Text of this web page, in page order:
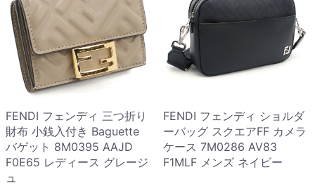
FENDI フェンディ 三つ折り
財布 小銭入付き Baguette
バゲット 8M0395 AAJD
F0E65 レディース グレージ
ュ
FENDI フェンディ ショルダ
ーバッグ スクエアFF カメラ
ケース 7M0286 AV83
F1MLF メンズ ネイビー